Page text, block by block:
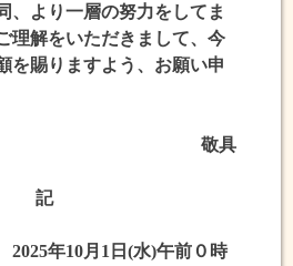
、より一層の努力をしてま
理解をいただきまして、今
を賜りますよう、お願い申
敬具
記
年10月1日(水)午前０時